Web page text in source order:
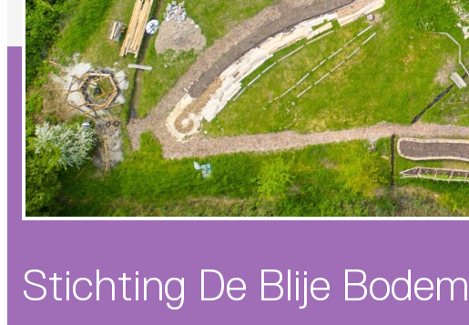
Stichting De Blije Bodem